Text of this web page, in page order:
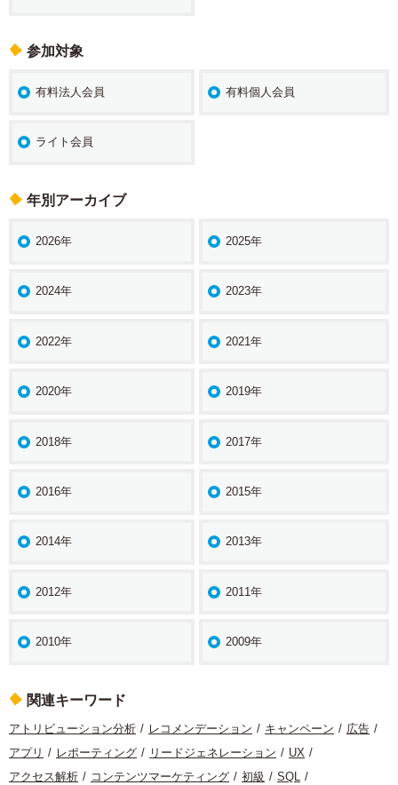
参加対象
有料法人会員 有料個人会員
ライト会員
年別アーカイブ
2026年 2025年
2024年 2023年
2022年 2021年
2020年 2019年
2018年 2017年
2016年 2015年
2014年 2013年
2012年 2011年
2010年 2009年
関連キーワード
アトリビューション分析 レコメンデーション キャンペーン
広告
アプリ
レポーティング リードジェネレーション
UX
アクセス解析
コンテンツマーケティング 初級
SQL